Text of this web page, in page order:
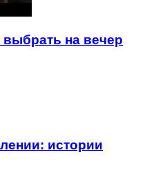
на вечер
истории